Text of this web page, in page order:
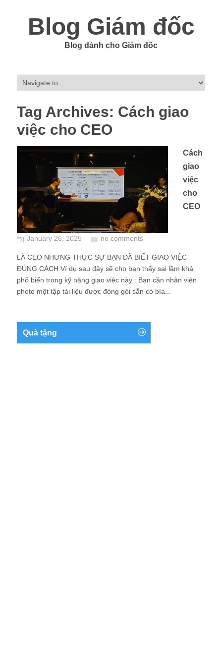
Blog Giám đốc
Blog dành cho Giám đốc
Tag Archives: Cách giao
việc cho CEO
Cách
giao
việc
cho
CEO
January 26, 2025 no comments
LÀ CEO NHƯNG THỰC SỰ BẠN ĐÃ BIẾT GIAO VIỆC
ĐÚNG CÁCH Ví dụ sau đây sẽ cho bạn thấy sai lầm khá
phổ biến trong kỹ năng giao việc này : Bạn cần nhân viên
photo một tập tài liệu được đóng gói sẵn có bìa...
Quà tặng